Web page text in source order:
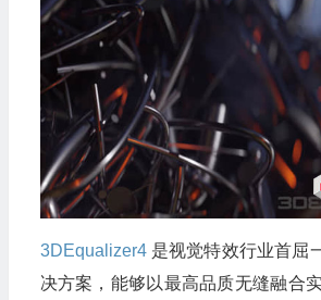
3DEqualizer4是视觉特效行业首屈
决方案，能够以最高品质无缝融合